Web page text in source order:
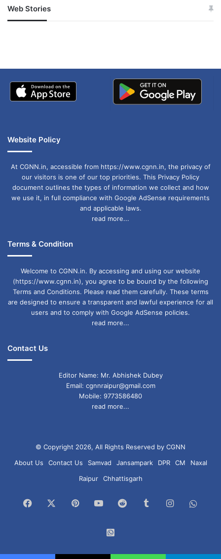
अब भी जारी है ये गोरखधंधा
बावजूद इसके, रायपुर में कई पाश इलाकों और होटलों में स्पा
रसूखदार नेताओं के संरक्षण में चल रहे इन सेंटरों पर पहले भी
कार्रवाई हुई है, लेकिन कारोबार पर खास असर नहीं पड़ा।
पुलिस लगातार कार्रवाई कर रही है, लेकिन अब जरूरत है
सख्त निगरानी और कड़ी सज़ा की, ताकि ऐसी घटनाओं की
Web Stories
जम्मू-कश्मीर में बारिश से
अपडेट
खाई में धक्का… आरोपियों ने
Website Policy
At CGNN.in, accessible from https://www.cgnn.in, the privacy of
our visitors is one of our top priorities. This Privacy Policy
document outlines the types of information we collect and how
we use it, in full compliance with Google AdSense requirements
and applicable laws.
read more...
Terms & Condition
Welcome to CGNN.in. By accessing and using our website
(https://www.cgnn.in), you agree to be bound by the following
Terms and Conditions. Please read them carefully. These terms
are designed to ensure a transparent and lawful experience for all
users and to comply with Google AdSense policies.
read more...
Contact Us
Editor Name: Mr. Abhishek Dubey
Email: cgnnraipur@gmail.com
Mobile: 9773586480
read more...
© Copyright 2026, All Rights Reserved by CGNN
About Us
Contact Us Samvad Jansampark DPR CM
Naxal
Raipur
Chhattisgarh
Facebook PinterestYouTubeReddit TumblrInstagram
Group